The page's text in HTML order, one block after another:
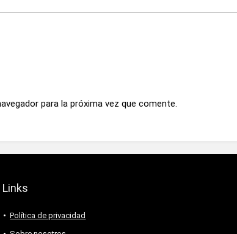
para la próxima vez que comente.
Links
Política de privacidad